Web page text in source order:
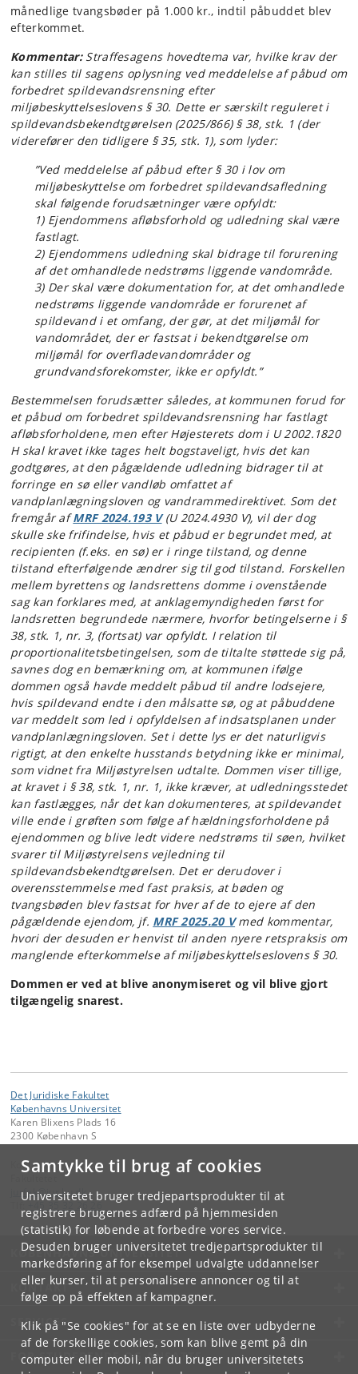
Samtykke til brug af cookies
Universitetet bruger tredjepartsprodukter til at
registrere brugernes adfærd på hjemmesiden
(statistik) for løbende at forbedre vores service.
Desuden bruger universitetet tredjepartsprodukter til
markedsføring af for eksempel udvalgte uddannelser
eller kurser, til at personalisere annoncer og til at
følge op på effekten af kampagner.
Klik på "Se cookies" for at se en liste over udbyderne
af de forskellige cookies, som kan blive gemt på din
computer eller mobil, når du bruger universitetets
månedlige tvangsbøder på 1.000 kr., indtil påbuddet blev
efterkommet.
Kommentar:Straffesagens hovedtema var, hvilke krav der
kan stilles til sagens oplysning ved meddelelse af påbud om
forbedret spildevandsrensning efter
miljøbeskyttelseslovens § 30. Dette er særskilt reguleret i
spildevandsbekendtgørelsen (2025/866) § 38, stk. 1 (der
viderefører den tidligere § 35, stk. 1), som lyder:
”Ved meddelelse af påbud efter § 30 i lov om
miljøbeskyttelse om forbedret spildevandsafledning
skal følgende forudsætninger være opfyldt:
1) Ejendommens afløbsforhold og udledning skal være
fastlagt.
2) Ejendommens udledning skal bidrage til forurening
af det omhandlede nedstrøms liggende vandområde.
3) Der skal være dokumentation for, at det omhandlede
nedstrøms liggende vandområde er forurenet af
spildevand i et omfang, der gør, at det miljømål for
vandområdet, der er fastsat i bekendtgørelse om
miljømål for overfladevandområder og
grundvandsforekomster, ikke er opfyldt.”
Bestemmelsen forudsætter således, at kommunen forud for
et påbud om forbedret spildevandsrensning har fastlagt
afløbsforholdene, men efter Højesterets dom i U 2002.1820
H skal kravet ikke tages helt bogstaveligt, hvis det kan
godtgøres, at den pågældende udledning bidrager til at
forringe en sø eller vandløb omfattet af
vandplanlægningsloven og vandrammedirektivet. Som det
fremgår afMRF 2024.193 V(U 2024.4930 V), vil der dog
skulle ske frifindelse, hvis et påbud er begrundet med, at
recipienten (f.eks. en sø) er i ringe tilstand, og denne
tilstand efterfølgende ændrer sig til god tilstand. Forskellen
mellem byrettens og landsrettens domme i ovenstående
sag kan forklares med, at anklagemyndigheden først for
landsretten begrundede nærmere, hvorfor betingelserne i §
38, stk. 1, nr. 3, (fortsat) var opfyldt. I relation til
proportionalitetsbetingelsen, som de tiltalte støttede sig på,
savnes dog en bemærkning om, at kommunen ifølge
dommen også havde meddelt påbud til andre lodsejere,
hvis spildevand endte i den målsatte sø, og at påbuddene
var meddelt som led i opfyldelsen af indsatsplanen under
vandplanlægningsloven. Set i dette lys er det naturligvis
rigtigt, at den enkelte husstands betydning ikke er minimal,
som vidnet fra Miljøstyrelsen udtalte. Dommen viser tillige,
at kravet i § 38, stk. 1, nr. 1, ikke kræver, at udledningsstedet
kan fastlægges, når det kan dokumenteres, at spildevandet
ville ende i grøften som følge af hældningsforholdene på
ejendommen og blive ledt videre nedstrøms til søen, hvilket
svarer til Miljøstyrelsens vejledning til
spildevandsbekendtgørelsen. Det er derudover i
overensstemmelse med fast praksis, at bøden og
tvangsbøden blev fastsat for hver af de to ejere af den
pågældende ejendom, jf. MRF 2025.20 Vmed kommentar,
hvori der desuden er henvist til anden nyere retspraksis om
manglende efterkommelse af miljøbeskyttelseslovens § 30.
Dommen er ved at blive anonymiseret og vil blive gjort
tilgængelig snarest.
Det Juridiske Fakultet
Københavns Universitet
Karen Blixens Plads 16
2300 København S
Kontakt:
jurfak @jur.ku.dk
KØBENHAVNS UNIVERSITET
KONTAKT
SERVICES
FOR STUDERENDE OG ANSATTE